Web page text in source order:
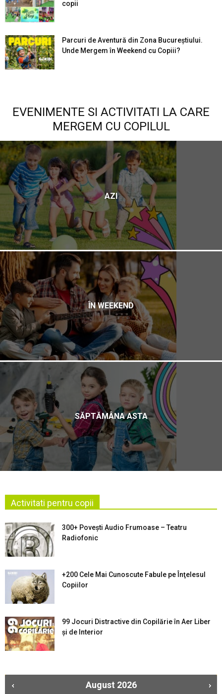
copii
Parcuri de Aventură din Zona Bucureştiului.
Unde Mergem în Weekend cu Copiii?
EVENIMENTE SI ACTIVITATI LA CARE
MERGEM CU COPILUL
AZI
ÎN WEEKEND
SĂPTĂMÂNA ASTA
Activitati pentru copii
300+ Povești Audio Frumoase – Teatru
Radiofonic
+200 Cele Mai Cunoscute Fabule pe Înţelesul
Copiilor
99 Jocuri Distractive din Copilărie în Aer Liber
şi de Interior
August 2026